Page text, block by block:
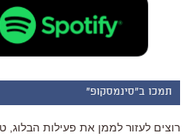
תמכו ב"סינמסקופ"
רוצים לעזור לממן את פעילות